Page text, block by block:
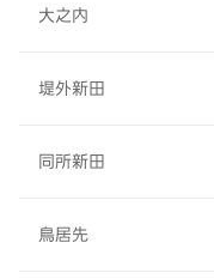
大之内
堤外新田
同所新田
鳥居先